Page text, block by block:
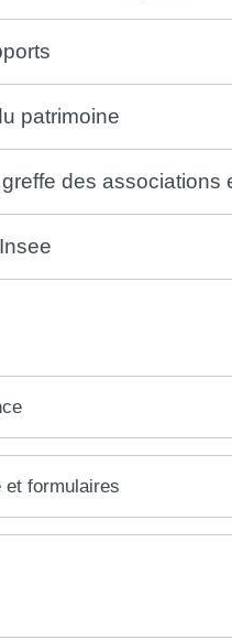
patrimoine
des associations
et formulaires